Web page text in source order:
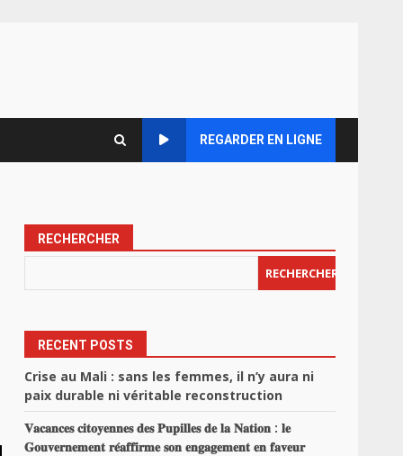
REGARDER EN LIGNE
RECHERCHER
RECHERCHER
RECENT POSTS
Crise au Mali : sans les femmes, il n’y aura ni
paix durable ni véritable reconstruction
𝐕𝐚𝐜𝐚𝐧𝐜𝐞𝐬 𝐜𝐢𝐭𝐨𝐲𝐞𝐧𝐧𝐞𝐬 𝐝𝐞𝐬 𝐏𝐮𝐩𝐢𝐥𝐥𝐞𝐬 𝐝𝐞 𝐥𝐚 𝐍𝐚𝐭𝐢𝐨𝐧 : 𝐥𝐞
𝐆𝐨𝐮𝐯𝐞𝐫𝐧𝐞𝐦𝐞𝐧𝐭 𝐫𝐞́𝐚𝐟𝐟𝐢𝐫𝐦𝐞 𝐬𝐨𝐧 𝐞𝐧𝐠𝐚𝐠𝐞𝐦𝐞𝐧𝐭 𝐞𝐧 𝐟𝐚𝐯𝐞𝐮𝐫